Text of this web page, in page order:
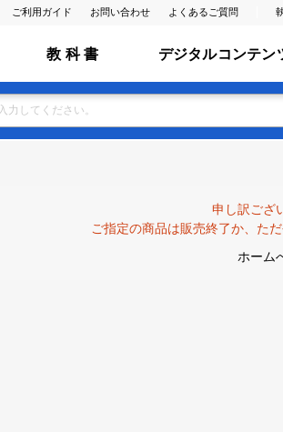
ご利用ガイド お問い合わせ よくあるご質問
教 科 書 デジタルコンテン
申し訳ござ
ご指定の商品は販売終了か、た
ホーム